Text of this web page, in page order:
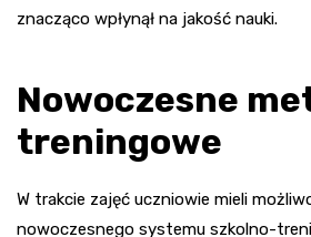
znacząco wpłynął na jakość nauki.
Nowoczesne
treningowe
W trakcie zajęć uczniowie mieli
nowoczesnego systemu szkolno-